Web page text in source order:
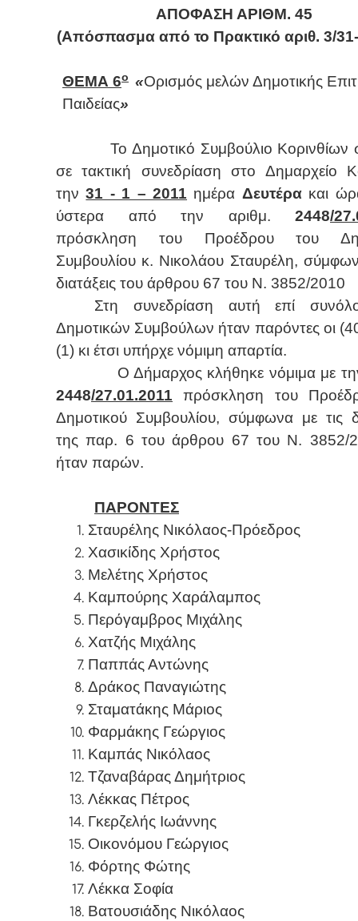
ΑΠΟΦΑΣΗ ΑΡΙΘΜ. 45
(Απόσπασμα από το Πρακτικό αριθ. 3/
ΘΕΜΑ 6ο «Ορισμός μελών Δημοτικής
Παιδείας»
Το Δημοτικό Συμβούλιο Κορινθίων
σε τακτική συνεδρίαση στο Δημαρχείο
την31 - 1 – 2011 ημέρα Δευτέρακαι
ύστερα από την αριθμ. 2448/
πρόσκληση του Προέδρου του
Συμβουλίου κ. Νικολάου Σταυρέλη,
διατάξεις του άρθρου 67 του Ν. 3852/2010
Στη συνεδρίαση αυτή επί
Δημοτικών Συμβούλων ήταν παρόντες οι
(1) κι έτσι υπήρχε νόμιμη απαρτία.
Ο Δήμαρχος κλήθηκε νόμιμα με την
2448/27.01.2011
πρόσκληση του
Δημοτικού Συμβουλίου, σύμφωνα με τις
της παρ. 6 του άρθρου 67 του Ν. 3852/
ήταν παρών.
ΠΑΡΟΝΤΕΣ
Σταυρέλης Νικόλαος-Πρόεδρος
Χασικίδης Χρήστος
Μελέτης Χρήστος
Καμπούρης Χαράλαμπος
Περόγαμβρος Μιχάλης
Χατζής Μιχάλης
Παππάς Αντώνης
Δράκος Παναγιώτης
Σταματάκης Μάριος
Φαρμάκης Γεώργιος
Καμπάς Νικόλαος
Τζαναβάρας Δημήτριος
Λέκκας Πέτρος
Γκερζελής Ιωάννης
Οικονόμου Γεώργιος
Φόρτης Φώτης
Λέκκα Σοφία
Βατουσιάδης Νικόλαος